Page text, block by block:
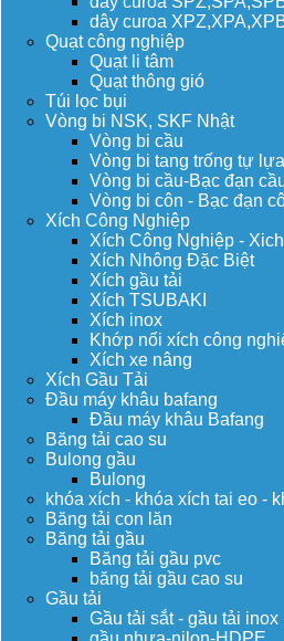
dây curoa
Quạt công nghiệp
Quạt li tâm
Quạt thông gió
Túi lọc bụi
Vòng bi NSK, SKF Nhật
Vòng bi cầu
Vòng bi tang trống tự lựa
Vòng bi cầu-Bạc đạn
Vòng bi côn - Bạc đạn
Xích Công Nghiệp
Xích Công Nghiệp -
Xích Nhông Đặc Biệt
Xích gầu tải
Xích TSUBAKI
Xích inox
Khớp nối xích công
Xích xe nâng
Xích Gầu Tải
Đầu máy khâu bafang
Đầu máy khâu Bafang
Băng tải cao su
Bulong gầu
Bulong
khóa xích - khóa xích tai eo -
Băng tải con lăn
Băng tải gầu
Băng tải gầu pvc
băng tải gầu cao su
Gầu tải
Gầu tải sắt - gầu tải inox